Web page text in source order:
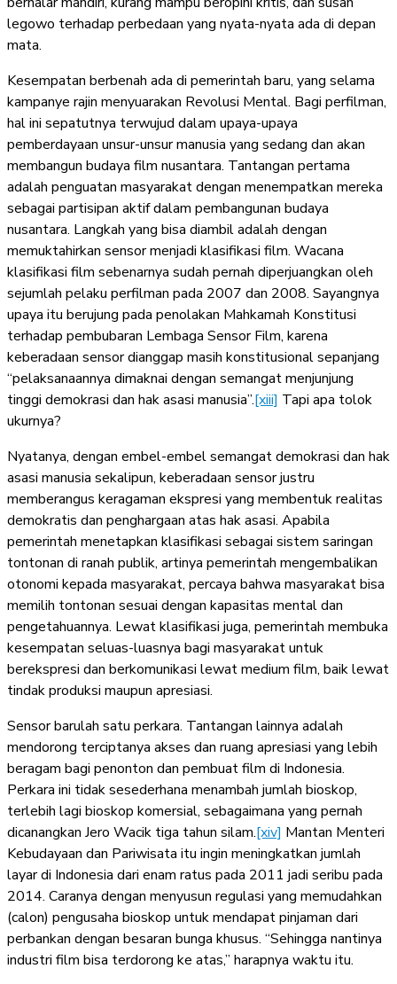
legowo terhadap perbedaan yang nyata-nyata ada di depan
mata.
Kesempatan berbenah ada di pemerintah baru, yang selama
kampanye rajin menyuarakan Revolusi Mental. Bagi perfilman,
hal ini sepatutnya terwujud dalam upaya-upaya
pemberdayaan unsur-unsur manusia yang sedang dan akan
membangun budaya film nusantara. Tantangan pertama
adalah penguatan masyarakat dengan menempatkan mereka
sebagai partisipan aktif dalam pembangunan budaya
nusantara. Langkah yang bisa diambil adalah dengan
memuktahirkan sensor menjadi klasifikasi film. Wacana
klasifikasi film sebenarnya sudah pernah diperjuangkan oleh
sejumlah pelaku perfilman pada 2007 dan 2008. Sayangnya
upaya itu berujung pada penolakan Mahkamah Konstitusi
terhadap pembubaran Lembaga Sensor Film, karena
keberadaan sensor dianggap masih konstitusional sepanjang
“pelaksanaannya dimaknai dengan semangat menjunjung
tinggi demokrasi dan hak asasi manusia”.[xiii] Tapi apa tolok
ukurnya?
Nyatanya, dengan embel-embel semangat demokrasi dan hak
asasi manusia sekalipun, keberadaan sensor justru
memberangus keragaman ekspresi yang membentuk realitas
demokratis dan penghargaan atas hak asasi. Apabila
pemerintah menetapkan klasifikasi sebagai sistem saringan
tontonan di ranah publik, artinya pemerintah mengembalikan
otonomi kepada masyarakat, percaya bahwa masyarakat bisa
memilih tontonan sesuai dengan kapasitas mental dan
pengetahuannya. Lewat klasifikasi juga, pemerintah membuka
kesempatan seluas-luasnya bagi masyarakat untuk
berekspresi dan berkomunikasi lewat medium film, baik lewat
tindak produksi maupun apresiasi.
Sensor barulah satu perkara. Tantangan lainnya adalah
mendorong terciptanya akses dan ruang apresiasi yang lebih
beragam bagi penonton dan pembuat film di Indonesia.
Perkara ini tidak sesederhana menambah jumlah bioskop,
terlebih lagi bioskop komersial, sebagaimana yang pernah
dicanangkan Jero Wacik tiga tahun silam.[xiv] Mantan Menteri
Kebudayaan dan Pariwisata itu ingin meningkatkan jumlah
layar di Indonesia dari enam ratus pada 2011 jadi seribu pada
2014. Caranya dengan menyusun regulasi yang memudahkan
(calon) pengusaha bioskop untuk mendapat pinjaman dari
perbankan dengan besaran bunga khusus. “Sehingga nantinya
industri film bisa terdorong ke atas,” harapnya waktu itu.